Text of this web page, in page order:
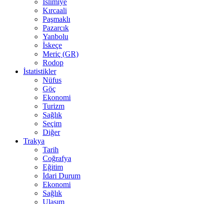
Kırcaali
Paşmaklı
Pazarcık
Yanbolu
İskeçe
Meriç (GR)
Rodop
İstatistikler
Nüfus
Göç
Ekonomi
Turizm
Sağlık
Seçim
Diğer
Trakya
Tarih
Coğrafya
Eğitim
İdari Durum
Ekonomi
Sağlık
Ulaşım